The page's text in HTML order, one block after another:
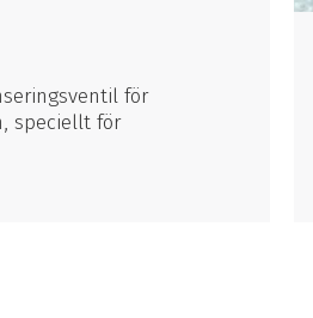
för
speciellt för